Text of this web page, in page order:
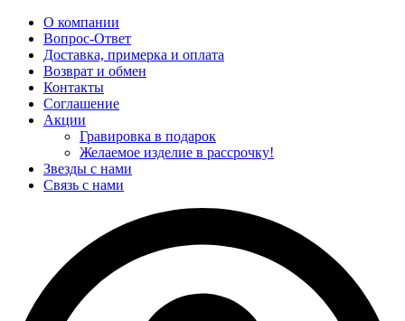
О компании
Вопрос-Ответ
Доставка, примерка и оплата
Возврат и обмен
Контакты
Соглашение
Акции
Гравировка в подарок
Желаемое изделие в рассрочку!
Звезды с нами
Связь с нами